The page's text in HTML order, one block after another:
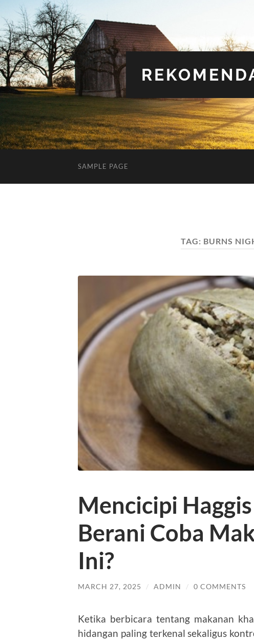
SAMPLE PAGE
TAG: BURNS
Mencicipi
Berani Coba
Ini?
MARCH 27, 2025 / ADMIN / 0 COMMENTS
Ketika berbicara tentang makanan
hidangan paling terkenal sekaligus